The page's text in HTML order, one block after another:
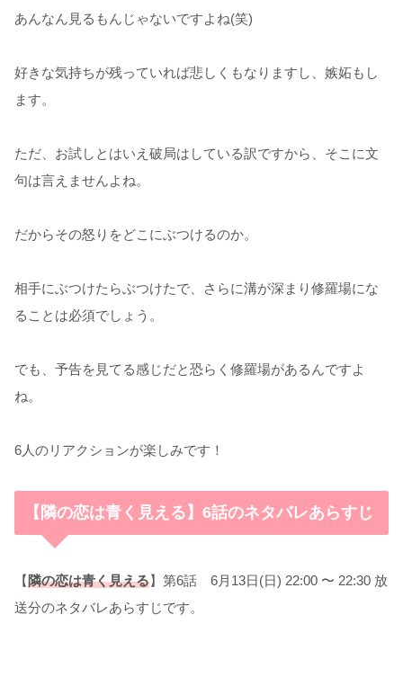
あんなん見るもんじゃないですよね(笑)
好きな気持ちが残っていれば悲しくもなりますし、嫉妬もし
ます。
ただ、お試しとはいえ破局はしている訳ですから、そこに文
句は言えませんよね。
だからその怒りをどこにぶつけるのか。
相手にぶつけたらぶつけたで、さらに溝が深まり修羅場にな
ることは必須でしょう。
でも、予告を見てる感じだと恐らく修羅場があるんですよ
ね。
6人のリアクションが楽しみです！
【隣の恋は青く見える】6話のネタバレあらすじ
【隣の恋は青く見える】第6話 6月13日(日) 22:00 〜 22:30 放
送分のネタバレあらすじです。